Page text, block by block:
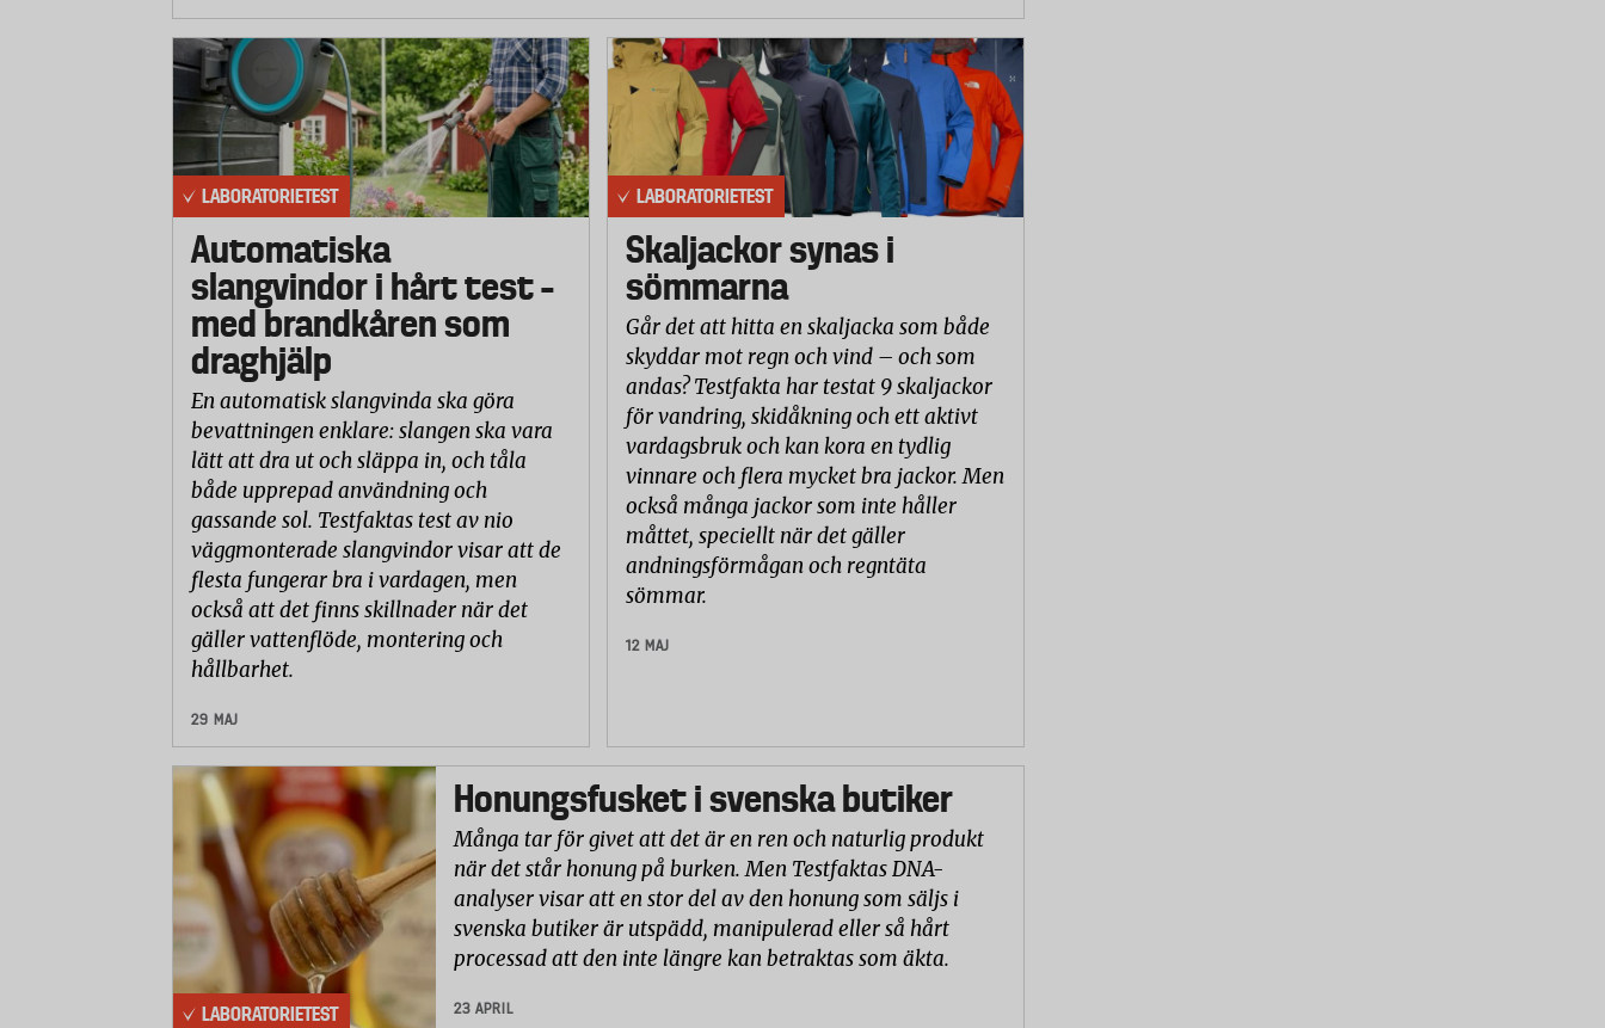
LABORATORIETEST
Automatiska
slangvindor i hårt test –
med brandkåren som
draghjälp
En automatisk slangvinda ska göra
bevattningen enklare: slangen ska vara
lätt att dra ut och släppa in, och tåla
både upprepad användning och
gassande sol. Testfaktas test av nio
väggmonterade slangvindor visar att de
flesta fungerar bra i vardagen, men
också att det finns skillnader när det
gäller vattenflöde, montering och
hållbarhet.
29 MAJ
LABORATORIETEST
Skaljackor synas i
sömmarna
Går det att hitta en skaljacka som både
skyddar mot regn och vind – och som
andas? Testfakta har testat 9 skaljackor
för vandring, skidåkning och ett aktivt
vardagsbruk och kan kora en tydlig
vinnare och flera mycket bra jackor. Men
också många jackor som inte håller
måttet, speciellt när det gäller
andningsförmågan och regntäta
sömmar.
12 MAJ
LABORATORIETEST
Honungsfusket i svenska butiker
Många tar för givet att det är en ren och naturlig produkt
när det står honung på burken. Men Testfaktas DNA-
analyser visar att en stor del av den honung som säljs i
svenska butiker är utspädd, manipulerad eller så hårt
processad att den inte längre kan betraktas som äkta.
23 APRIL